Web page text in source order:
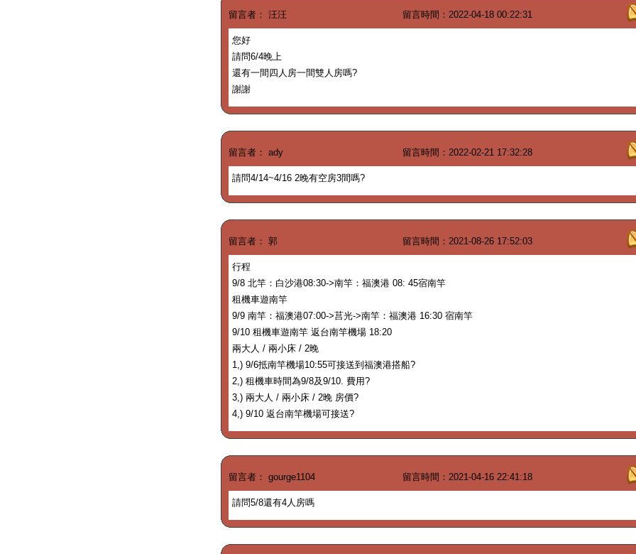
留言者： 汪汪 留言時間：2022-04-18 00:22:31
您好
請問6/4晚上
還有一間四人房一間雙人房嗎?
謝謝
留言者： ady 留言時間：2022-02-21 17:32:28
請問4/14~4/16 2晚有空房3間嗎?
留言者： 郭 留言時間：2021-08-26 17:52:03
行程
9/8 北竿：白沙港08:30->南竿：福澳港 08: 45宿南竿
租機車遊南竿
9/9 南竿：福澳港07:00->莒光->南竿：福澳港 16:30 宿南竿
9/10 租機車遊南竿 返台南竿機場 18:20
兩大人 / 兩小床 / 2晚
1,) 9/6抵南竿機場10:55可接送到福澳港搭船?
2,) 租機車時間為9/8及9/10. 費用?
3,) 兩大人 / 兩小床 / 2晚 房價?
4,) 9/10 返台南竿機場可接送?
留言者： gourge1104 留言時間：2021-04-16 22:41:18
請問5/8還有4人房嗎